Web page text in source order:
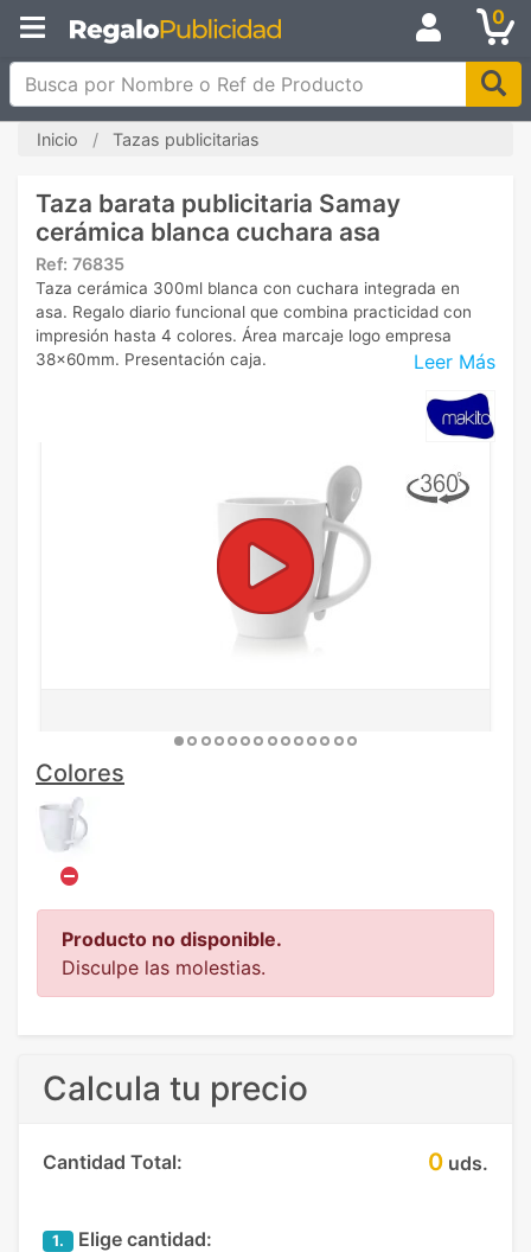
0
Busca por Nombre o Ref de Producto
Inicio Tazas publicitarias
Taza barata publicitaria Samay
cerámica blanca cuchara asa
Ref: 76835
Leer Más
Taza cerámica 300ml blanca con cuchara integrada en
asa. Regalo diario funcional que combina practicidad con
impresión hasta 4 colores. Área marcaje logo empresa
38x60mm. Presentación caja.
Colores
Producto no disponible.
Disculpe las molestias.
Calcula tu precio
Cantidad Total: 0 uds.
1. Elige cantidad: